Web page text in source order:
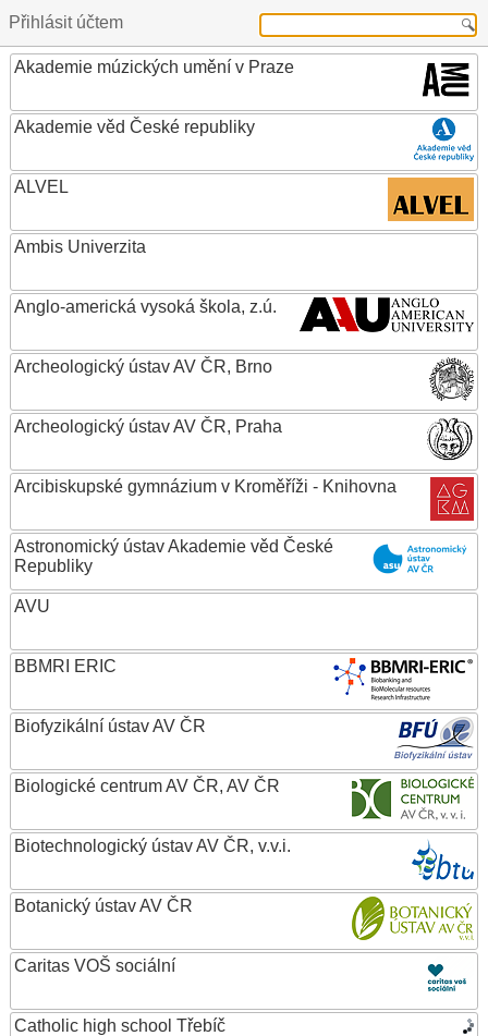
Přihlásit účtem
Akademie múzických umění v Praze
Akademie věd České republiky
ALVEL
Ambis Univerzita
Anglo-americká vysoká škola, z.ú.
Archeologický ústav AV ČR, Brno
Archeologický ústav AV ČR, Praha
Arcibiskupské gymnázium v Kroměříži - Knihovna
Astronomický ústav Akademie věd České
Republiky
AVU
BBMRI ERIC
Biofyzikální ústav AV ČR
Biologické centrum AV ČR, AV ČR
Biotechnologický ústav AV ČR, v.v.i.
Botanický ústav AV ČR
Caritas VOŠ sociální
Catholic high school Třebíč